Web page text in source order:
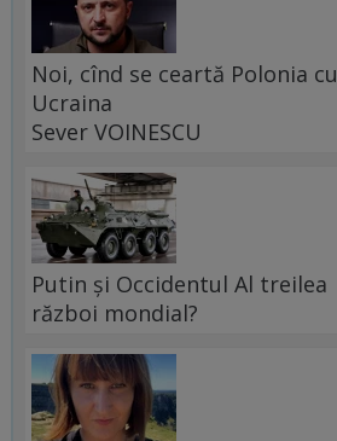
Noi, cînd se ceartă Polonia cu
Ucraina
Sever VOINESCU
Putin și Occidentul Al treilea
război mondial?